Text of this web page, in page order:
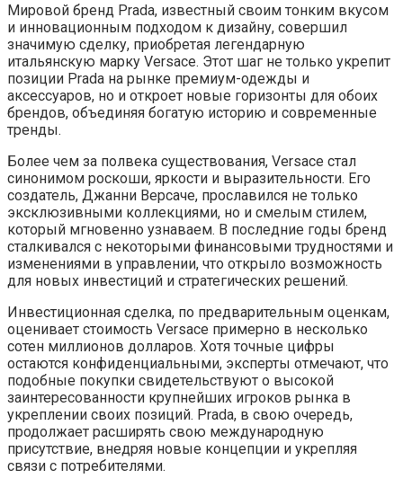
Мировой бренд Prada, известный своим тонким вкусом
и инновационным подходом к дизайну, совершил
значимую сделку, приобретая легендарную
итальянскую марку Versace. Этот шаг не только укрепит
позиции Prada на рынке премиум-одежды и
аксессуаров, но и откроет новые горизонты для обоих
брендов, объединяя богатую историю и современные
тренды.
Более чем за полвека существования, Versace стал
синонимом роскоши, яркости и выразительности. Его
создатель, Джанни Версаче, прославился не только
эксклюзивными коллекциями, но и смелым стилем,
который мгновенно узнаваем. В последние годы бренд
сталкивался с некоторыми финансовыми трудностями и
изменениями в управлении, что открыло возможность
для новых инвестиций и стратегических решений.
Инвестиционная сделка, по предварительным оценкам,
оценивает стоимость Versace примерно в несколько
сотен миллионов долларов. Хотя точные цифры
остаются конфиденциальными, эксперты отмечают, что
подобные покупки свидетельствуют о высокой
заинтересованности крупнейших игроков рынка в
укреплении своих позиций. Prada, в свою очередь,
продолжает расширять свою международную
присутствие, внедряя новые концепции и укрепляя
связи с потребителями.